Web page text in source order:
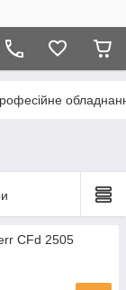
CFd 2505